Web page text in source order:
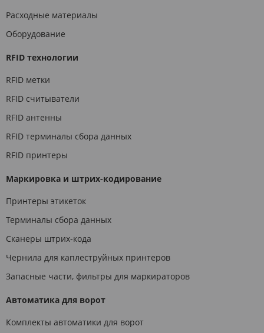
Расходные материалы
Оборудование
RFID технологии
RFID метки
RFID считыватели
RFID антенны
RFID терминалы сбора данных
RFID принтеры
Маркировка и штрих-кодирование
Принтеры этикеток
Терминалы сбора данных
Сканеры штрих-кода
Чернила для каплеструйных принтеров
Запасные части, фильтры для маркираторов
Автоматика для ворот
Комплекты автоматики для ворот